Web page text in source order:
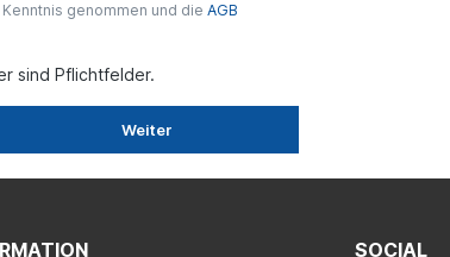
Kenntnis genommen und die AGB
sind Pflichtfelder.
Weiter
SOCIAL